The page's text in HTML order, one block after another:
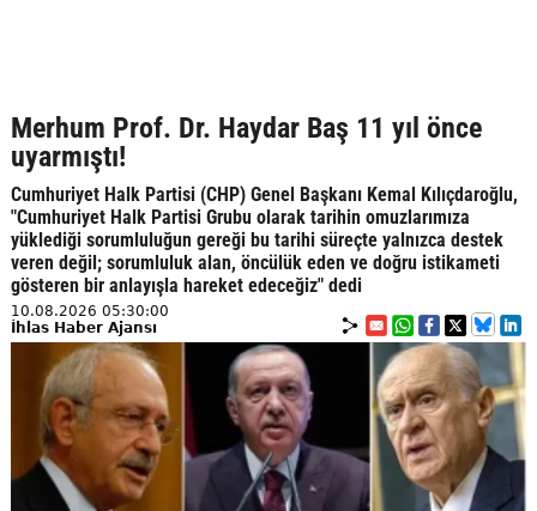
Merhum Prof. Dr. Haydar Baş 11 yıl önce
uyarmıştı!
Cumhuriyet Halk Partisi (CHP) Genel Başkanı Kemal Kılıçdaroğlu,
"Cumhuriyet Halk Partisi Grubu olarak tarihin omuzlarımıza
yüklediği sorumluluğun gereği bu tarihi süreçte yalnızca destek
veren değil; sorumluluk alan, öncülük eden ve doğru istikameti
gösteren bir anlayışla hareket edeceğiz" dedi
10.08.2026 05:30:00
İhlas Haber Ajansı